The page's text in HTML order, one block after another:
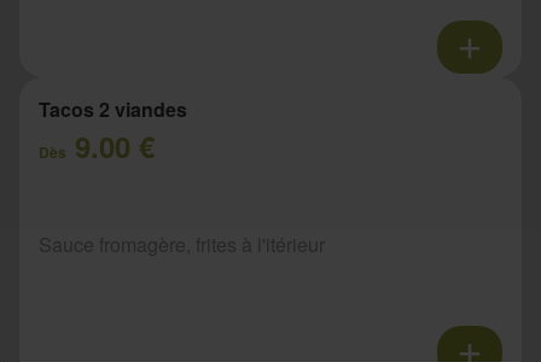
Tacos 2 viandes
Dès 9.00 €
Sauce fromagère, frites à l'itérieur